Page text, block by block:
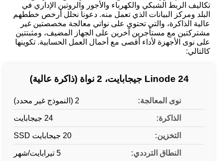
تكاليف الربط الشبكي والكهرباء والأجور والروتين الإداري في
البلد ومركز البيانات الذي تعمل منه. دعونا نحلل أرخص خططهم
عالية الذاكرة، والتي تحتوي على نواتي معالجة مخصصتين غير
مشتركتين مع مستأجرين آخرين على الجهاز المضيف، ومثبتتين
على نوى الأجهزة لأداء أقصى مع أحمال العمل الحسابية. تكوينها
كالتالي:
Linode 24 جيجابايت، 2 نواة (ذاكرة عالية)
نوى المعالجة: 2 (النموذج غير محدد)
الذاكرة: 24 جيجابايت
التخزين: 20 جيجابايت SSD
النطاق الترددي: 5 تيرابايت/شهر